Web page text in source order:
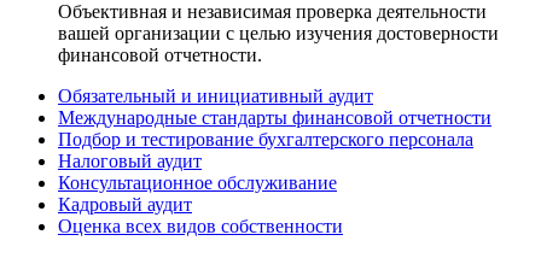
Объективная и независимая проверка деятельности
вашей организации с целью изучения достоверности
финансовой отчетности.
Обязательный и инициативный аудит
Международные стандарты финансовой отчетности
Подбор и тестирование бухгалтерского персонала
Налоговый аудит
Консультационное обслуживание
Кадровый аудит
Оценка всех видов собственности